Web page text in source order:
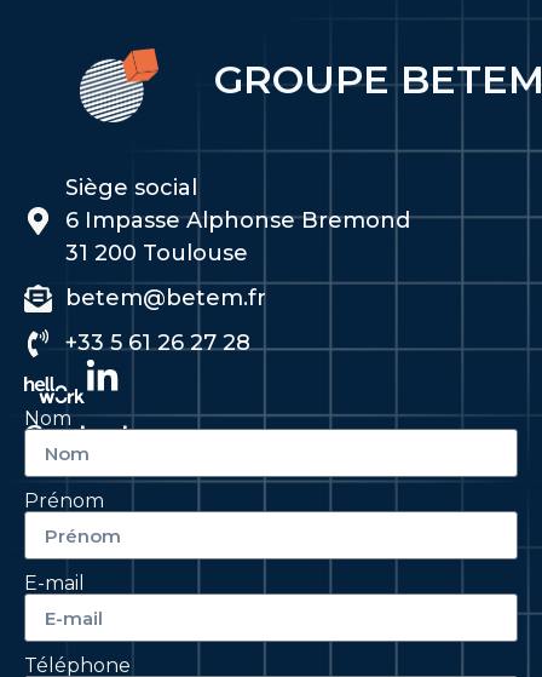
GROUPE
Siège social
6 Impasse Alphonse Bremond
31 200 Toulouse
betem@betem.fr
+33 5 61 26 27 28
Contactez-nous
Nom
Prénom
E-mail
Téléphone